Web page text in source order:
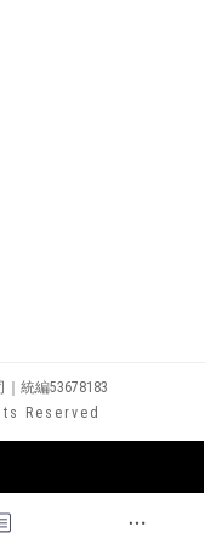
統編53678183
Reserved